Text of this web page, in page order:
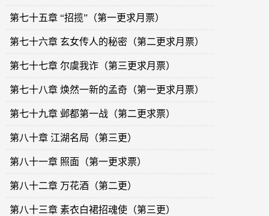
第七十五章 “招揽”（第一更求月票）
第七十六章 玄女传人的秘密（第二更求月票）
第七十七章 尔虞我诈（第三更求月票）
第七十八章 焕然一新的孟奇（第一更求月票）
第七十九章 邺都第一战（第二更求票）
第八十章 江湖名局（第三更）
第八十一章 照面（第一更求票）
第八十二章 万花酒（第二更）
第八十三章 素衣白裙招魂使（第三更）